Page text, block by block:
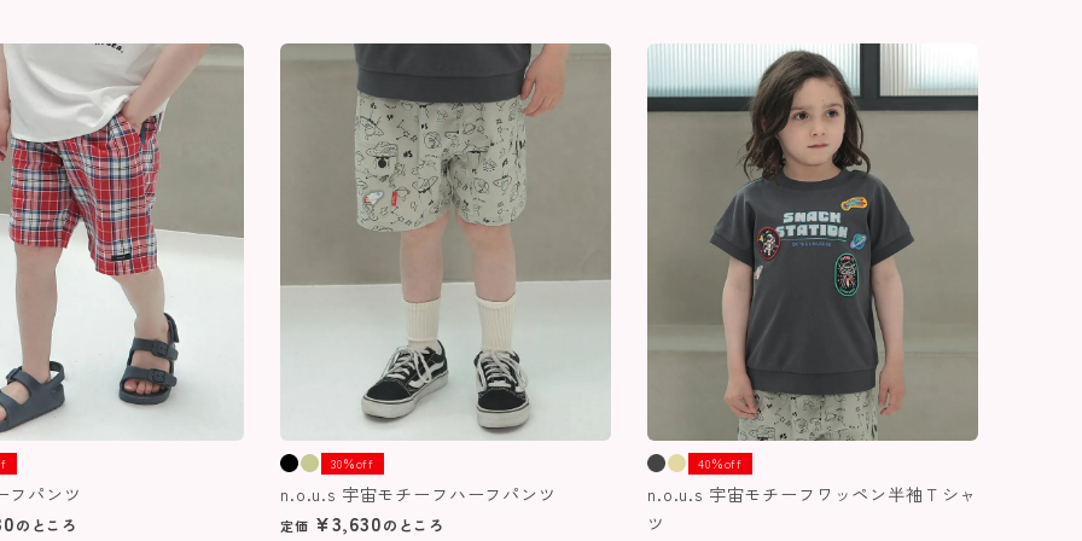
フパンツ
のところ
30％off
n.o.u.s 宇宙モチーフハーフパンツ
定価 ¥3,630のところ
40％off
n.o.u.s 宇宙モチーフワッペン半袖Ｔシャ
ツ